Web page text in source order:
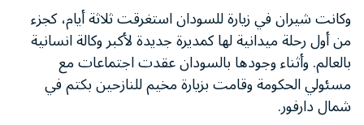
وكانت شيران في زيارة للسودان استغرقت ثلاثة أيام، كجزء
من أول رحلة ميدانية لها كمديرة جديدة لأكبر وكالة انسانية
بالعالم. وأثناء وجودها بالسودان عقدت اجتماعات مع
مسئولي الحكومة وقامت بزيارة مخيم للنازحين بكتم في
شمال دارفور.